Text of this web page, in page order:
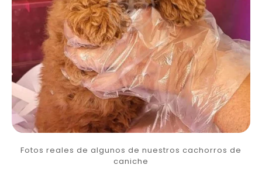
Fotos reales de algunos de nuestros cachorros de
caniche